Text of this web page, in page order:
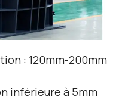
: 120mm-200mm
inférieure à 5mm